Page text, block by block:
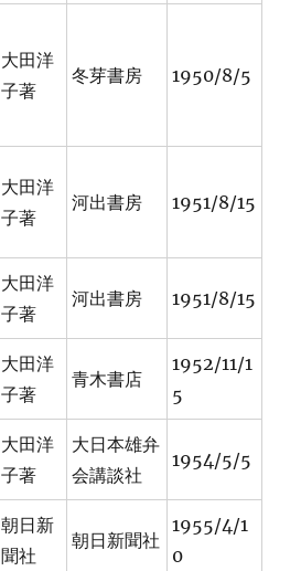
大田洋
子著
冬芽書房 1950/8/5
大田洋
子著
河出書房 1951/8/15
大田洋
子著
河出書房 1951/8/15
大田洋
子著
青木書店
1952/11/1
5
大田洋
子著
大日本雄弁
会講談社
1954/5/5
朝日新
聞社
朝日新聞社
1955/4/1
0